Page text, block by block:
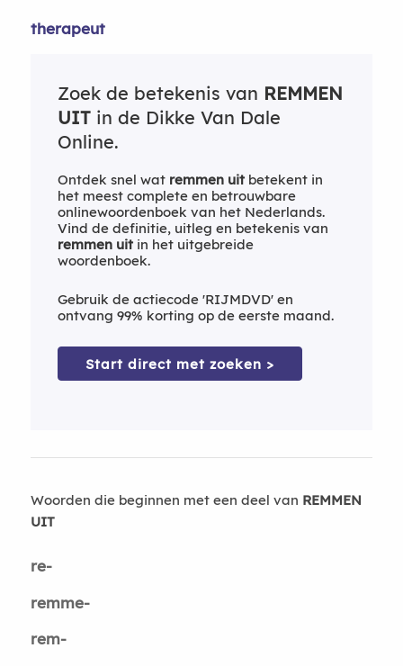
therapeut
Zoek de betekenis van REMMEN
UITin de Dikke Van Dale
Online.
Ontdek snel wat remmen uitbetekent in
het meest complete en betrouwbare
onlinewoordenboek van het Nederlands.
Vind de definitie, uitleg en betekenis van
remmen uitin het uitgebreide
woordenboek.
Gebruik de actiecode 'RIJMDVD' en
ontvang 99% korting op de eerste maand.
Start direct met zoeken >
Woorden die beginnen met een deel van REMMEN
UIT
re-
remme-
rem-